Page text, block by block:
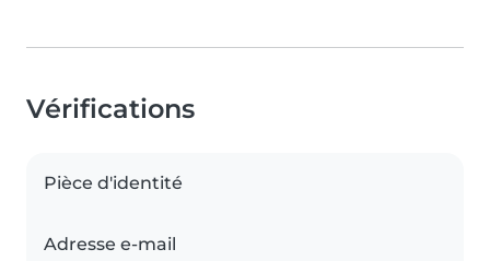
Vérifications
Pièce d'identité
Adresse e-mail